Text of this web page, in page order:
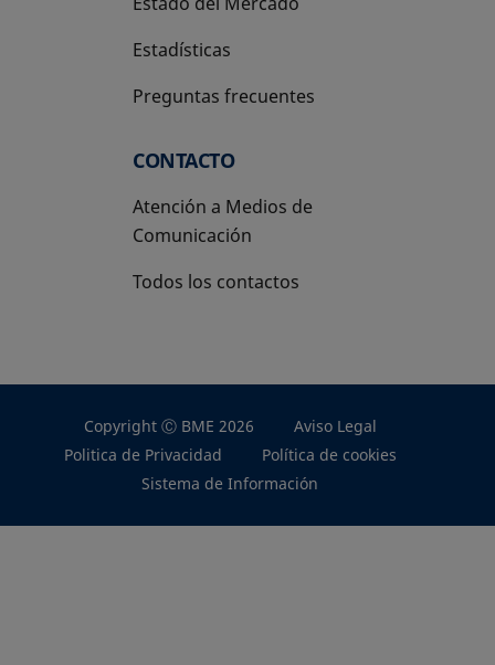
Estadísticas
Preguntas frecuentes
CONTACTO
Atención a Medios de
Comunicación
Todos los contactos
Copyright Ⓒ BME 2026
Aviso Legal
Politica de Privacidad
Política de cookies
Sistema de Información